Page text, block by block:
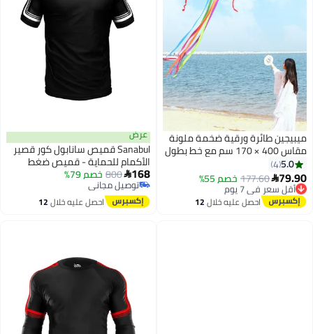
ورقية ضخمة ملونة
مقاس 400 × 170 سم مع خط بطول
للأطفال والكبار، سلسلة
سهلة الطيران لرحلات
والألعاب
العائلية
177.60خصم 55% 7 يوم
7 يوم
احصل عليه خلال12
اغسطس
عرض
Sanabul قميص سانابول كور قصير
الأكمام للحماية - قميص ضغط
سريع الجفاف للرجال أسود/أبيض،
800خصم 79%
توصيل مجاني
توصيل مجانياحصل عليه خلال12
اغسطس